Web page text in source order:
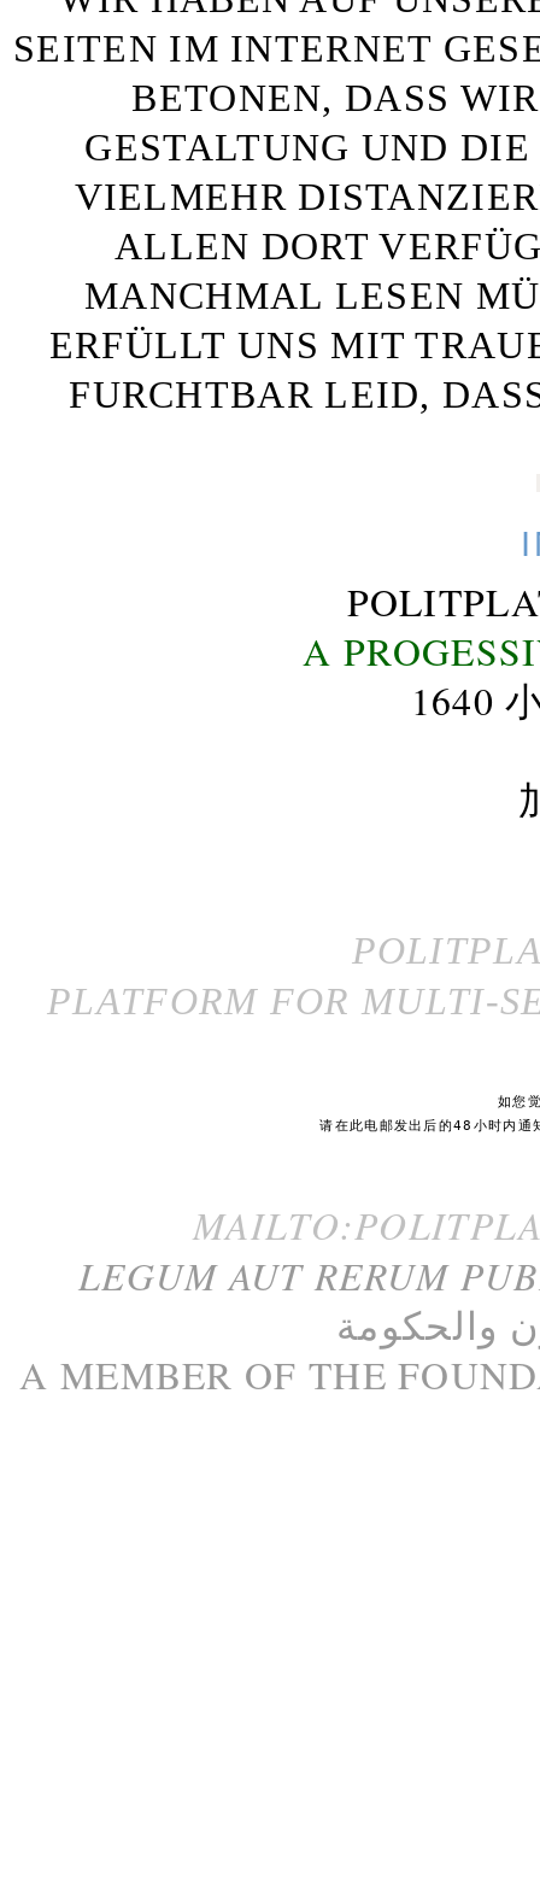
SEITEN IM INTERNET
BETONEN, DASS
GESTALTUNG UND
VIELMEHR
ALLEN DORT
MANCHMAL LESEN
ERFÜLLT UNS MIT
FURCHTBAR LEID,
A
1640
PLATFORM FOR MULTI-
如您
请在此电邮发出后的48小时内通
LEGUM AUT RERUM
والحكومة
A MEMBER OF THE